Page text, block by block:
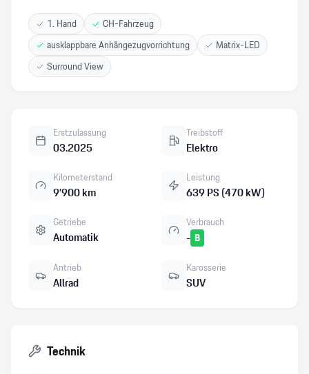
1. Hand
CH-Fahrzeug
ausklappbare Anhängezugvorrichtung
Matrix-LED
Surround View
Erstzulassung
03.2025
Treibstoff
Elektro
Kilometerstand
9’900 km
Leistung
639 PS (470 kW)
Getriebe
Automatik
Verbrauch
- B
Antrieb
Allrad
Karosserie
SUV
Technik